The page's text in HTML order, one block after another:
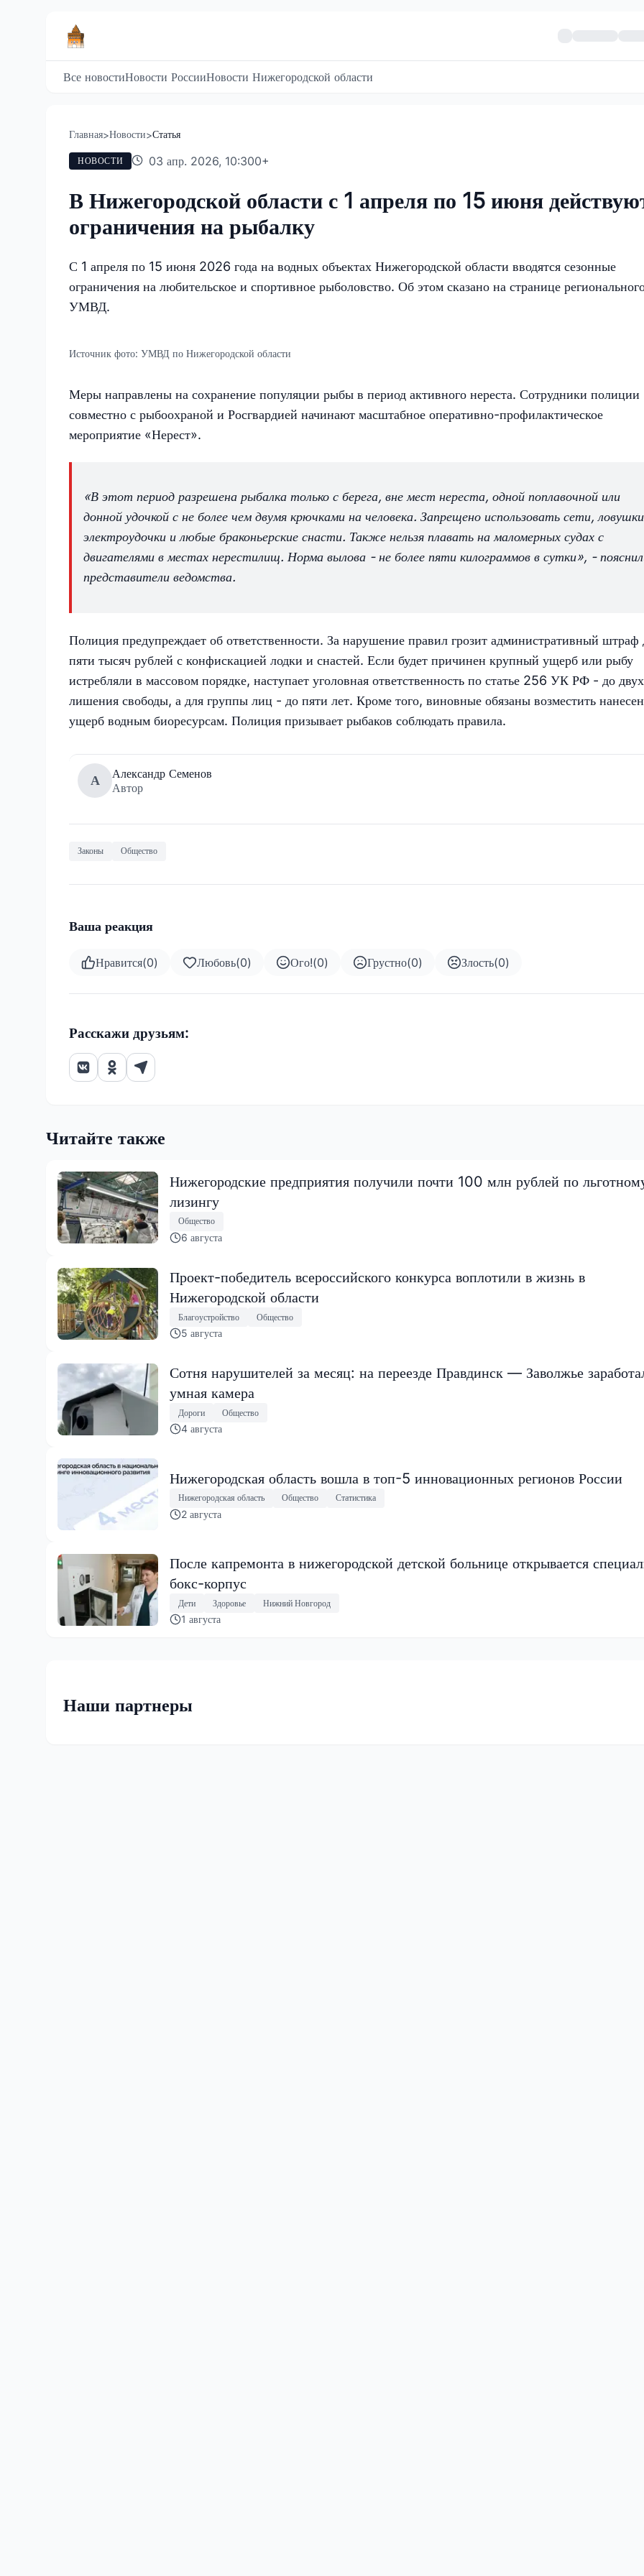
Все новостиНовости РоссииНовости Нижегородской области
Главная>Новости>Статья
НОВОСТИ 03 апр. 2026, 10:300+
В Нижегородской области с 1 апреля по 15 июня
ограничения на рыбалку
С 1 апреля по 15 июня 2026 года на водных объектах Нижегородской области вводятся сезонные
ограничения на любительское и спортивное рыболовство. Об этом сказано на странице
УМВД.
Источник фото: УМВД по Нижегородской области
Меры направлены на сохранение популяции рыбы в период активного нереста. Сотрудники полиции
совместно с рыбоохраной и Росгвардией начинают масштабное оперативно-профилактическое
мероприятие «Нерест».
«В этот период разрешена рыбалка только с берега, вне мест нереста, одной поплавочной или
донной удочкой с не более чем двумя крючками на человека. Запрещено использовать сети,
электроудочки и любые браконьерские снасти. Также нельзя плавать на маломерных судах с
двигателями в местах нерестилищ. Норма вылова - не более пяти килограммов в сутки», -
представители ведомства.
Полиция предупреждает об ответственности. За нарушение правил грозит административный штраф
пяти тысяч рублей с конфискацией лодки и снастей. Если будет причинен крупный ущерб или рыбу
истребляли в массовом порядке, наступает уголовная ответственность по статье 256 УК РФ - до
лишения свободы, а для группы лиц - до пяти лет. Кроме того, виновные обязаны возместить
ущерб водным биоресурсам. Полиция призывает рыбаков соблюдать правила.
А
Александр Семенов
Автор
Законы Общество
Ваша реакция
Нравится(0) Любовь(0) Ого!(0) Грустно(0) Злость(0)
Расскажи друзьям:
Читайте также
Нижегородские предприятия получили почти 100 млн рублей по
лизингу
Общество
6 августа
Проект-победитель всероссийского конкурса воплотили в жизнь в
Нижегородской области
Благоустройство Общество
5 августа
Сотня нарушителей за месяц: на переезде Правдинск — Заволжье
умная камера
Дороги Общество
4 августа
Нижегородская область вошла в топ-5 инновационных регионов России
Нижегородская область Общество Статистика
2 августа
После капремонта в нижегородской детской больнице открывается
бокс-корпус
Дети Здоровье Нижний Новгород
1 августа
Наши партнеры